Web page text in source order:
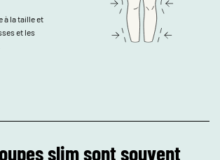
à la taille et
et les
slim sont souvent